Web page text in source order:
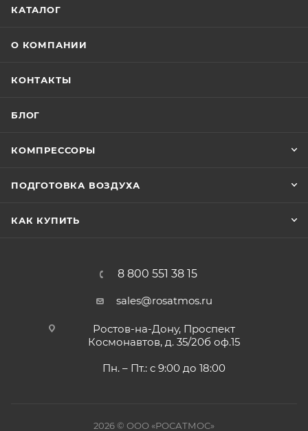
КАТАЛОГ
О КОМПАНИИ
КОНТАКТЫ
БЛОГ
КОМПРЕССОРЫ
ПОДГОТОВКА ВОЗДУХА
КАК КУПИТЬ
8 800 551 38 15
sales@rosatmos.ru
Ростов-на-Дону, Проспект
Космонавтов, д. 35/20б оф.15
Пн. – Пт.: с 9:00 до 18:00
2026 © ООО «РОСАТМОС»